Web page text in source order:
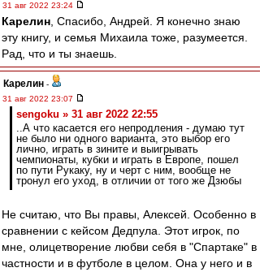
31 авг 2022 23:24
Карелин , Спасибо, Андрей. Я конечно знаю
эту книгу, и семья Михаила тоже, разумеется.
Рад, что и ты знаешь.
Карелин -
31 авг 2022 23:07
sengoku » 31 авг 2022 22:55
..А что касается его непродления - думаю тут
не было ни одного варианта, это выбор его
лично, играть в зините и выигрывать
чемпионаты, кубки и играть в Европе, пошел
по пути Рукаку, ну и черт с ним, вообще не
тронул его уход, в отличии от того же Дзюбы
Не считаю, что Вы правы, Алексей. Особенно в
сравнении с кейсом Дедпула. Этот игрок, по
мне, олицетворение любви себя в "Спартаке" в
частности и в футболе в целом. Она у него и в